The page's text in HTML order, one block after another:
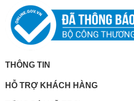
giới trò chơi nơi từng khoảnh khắc đều
Chất liệu chân đế Kim loại
Kích thước có chân 1676 × 1022 ×
chân
Khối lượng có chân 23.5 kg
THÔNG TIN
HỖ TRỢ KHÁCH HÀNG